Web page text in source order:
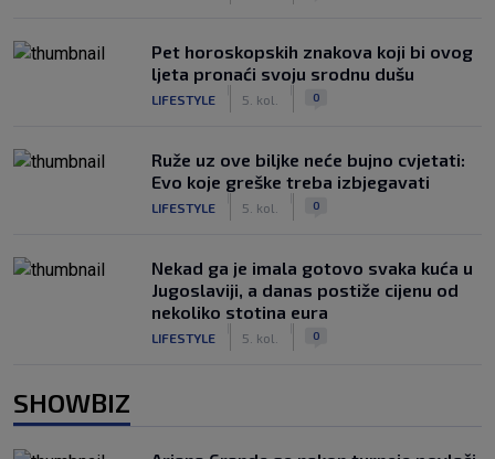
Pet horoskopskih znakova koji bi ovog
ljeta pronaći svoju srodnu dušu
LIFESTYLE 5. kol. 0
Ruže uz ove biljke neće bujno cvjetati:
Evo koje greške treba izbjegavati
LIFESTYLE 5. kol. 0
Nekad ga je imala gotovo svaka kuća u
Jugoslaviji, a danas postiže cijenu od
nekoliko stotina eura
LIFESTYLE 5. kol. 0
SHOWBIZ